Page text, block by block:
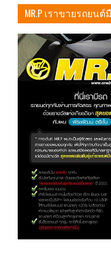
MR.P เราขายรถยน